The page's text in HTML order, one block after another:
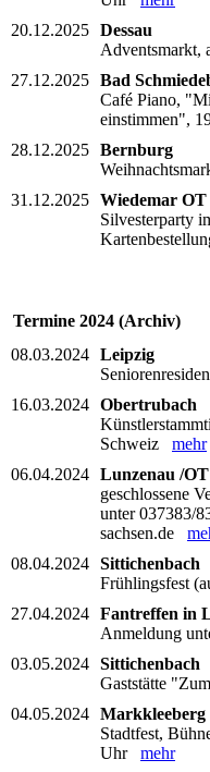
20.12.2025 Dessau
Adventsmarkt,
27.12.2025 Bad
Café Piano,
einstimmen",
28.12.2025 Bernburg
31.12.2025 Wiedemar
Silvesterparty
Termine 2024 (Archiv)
08.03.2024 Leipzig
16.03.2024 Obertrubach
Schweiz mehr
06.04.2024 Lunzenau /
geschlossene
unter 037383/
sachsen.de
08.04.2024 Sittichenbach
Frühlingsfest
27.04.2024 Fantreffen in
Anmeldung
03.05.2024 Sittichenbach
Gaststätte
04.05.2024 Markkleeberg
Stadtfest,
Uhr mehr